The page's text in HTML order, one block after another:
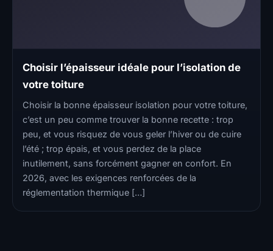
Choisir l’épaisseur idéale pour l’isolation de
votre toiture
Choisir la bonne épaisseur isolation pour votre toiture,
c’est un peu comme trouver la bonne recette : trop
peu, et vous risquez de vous geler l’hiver ou de cuire
l’été ; trop épais, et vous perdez de la place
inutilement, sans forcément gagner en confort. En
2026, avec les exigences renforcées de la
réglementation thermique […]